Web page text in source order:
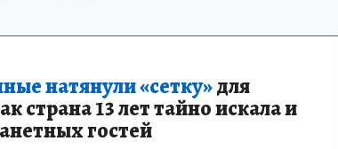
натянули «сетку»для
страна 13 лет тайно искала и
гостей